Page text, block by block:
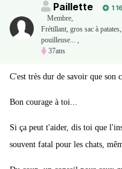
Paillette
1
Membre,
Frétillant, gros sac à
pouilleuse... ,
37ans
C'est très dur de savoir que son
Bon courage à toi...
Si ça peut t'aider, dis toi que
souvent fatal pour les chats,